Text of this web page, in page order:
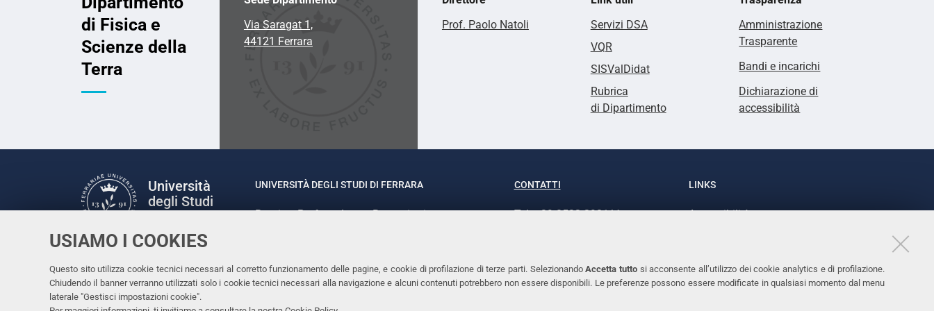
USIAMO I COOKIES
Questo sito utilizza cookie tecnici necessari al corretto funzionamento delle pagine, e cookie di profilazione di terze parti. SelezionandoAccetta tutto si acconsente all’utilizzo dei cookie analytics e di profilazione.
Chiudendo il banner verranno utilizzati solo i cookie tecnici necessari alla navigazione e alcuni contenuti potrebbero non essere disponibili. Le preferenze possono essere modificate in qualsiasi momento dal menu
laterale "Gestisci impostazioni cookie".
di Fisica e
Scienze della
Terra
Via Saragat 1,
44121 Ferrara
Prof. Paolo Natoli
Servizi DSA
VQR
SISValDidat
Rubrica
di Dipartimento
Amministrazione
Trasparente
Bandi e incarichi
Dichiarazione di
accessibilità
Università
degli Studi
Facebook
LinkedinInstagram
Youtube
UNIVERSITÀ DEGLI STUDI DI FERRARA
Rettrice: Prof.ssa Laura Ramaciotti
CONTATTI
Tel. +39 0532 293111
LINKS
Accessibilità
Cookies